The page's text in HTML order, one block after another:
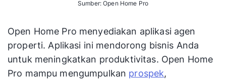
Sumber: Open Home Pro
Open Home Pro menyediakan aplikasi agen
properti. Aplikasi ini mendorong bisnis Anda
untuk meningkatkan produktivitas. Open Home
Pro mampu mengumpulkan prospek,